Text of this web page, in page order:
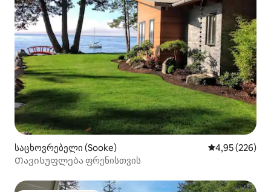
საცხოვრებელი (Sooke) საშუალო
4,95 (226)
Თავისუფლება ფრენისთვის